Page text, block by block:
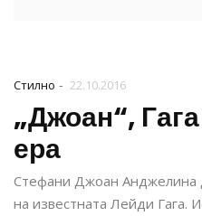
Стилно - 22.10.2016
„Джоан“,
ера
Стефани Джоан Анджелина
на известната Лейди Гага.